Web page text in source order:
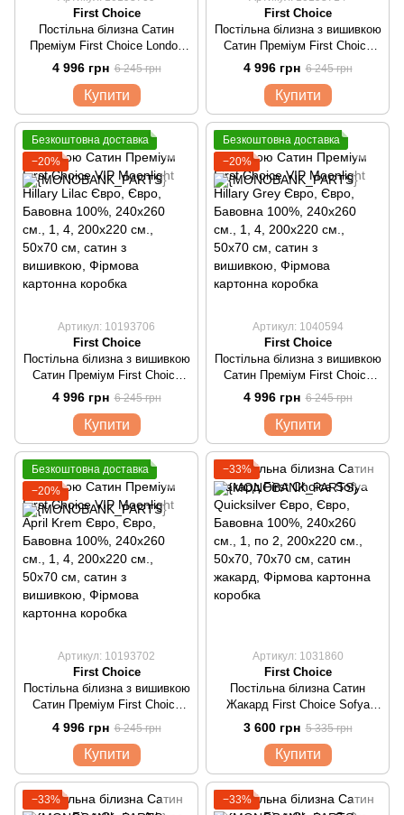
First Choice
Постільна білизна Сатин
Преміум First Choice London
Brown Євро
4 996 грн 6 245 грн
Купити
First Choice
Постільна білизна з вишивкою
Сатин Преміум First Choice
VIP Moonlight Hillary White
Євро
4 996 грн 6 245 грн
Купити
Безкоштовна доставка
−20%
Артикул: 10193706
First Choice
Постільна білизна з вишивкою
Сатин Преміум First Choice
VIP Moonlight Hillary Lilaс
Євро
4 996 грн 6 245 грн
Купити
Безкоштовна доставка
−20%
Артикул: 1040594
First Choice
Постільна білизна з вишивкою
Сатин Преміум First Choice
VIP Moonlight Hillary Grey
Євро
4 996 грн 6 245 грн
Купити
Безкоштовна доставка
−20%
Артикул: 10193702
First Choice
Постільна білизна з вишивкою
Сатин Преміум First Choice
VIP Moonlight April Krem Євро
4 996 грн 6 245 грн
Купити
−33%
Артикул: 1031860
First Choice
Постільна білизна Сатин
Жакард First Choice Sofya
Quicksilver Євро
3 600 грн 5 335 грн
Купити
−33% −33%